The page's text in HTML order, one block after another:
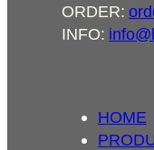
ORDER:
INFO:
HOME